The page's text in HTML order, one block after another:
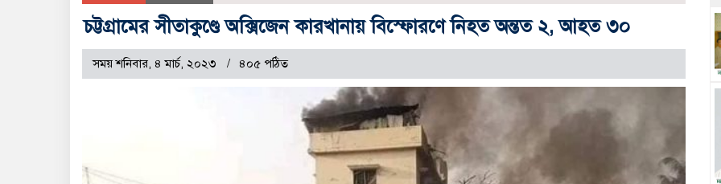
চট্টগ্রামের সীতাকুণ্ডে অক্সিজেন কারখানায় বিস্ফোরণে নিহত অন্তত ২, আহত ৩০
সময় শনিবার, ৪ মার্চ, ২০২৩ ৪০৫ পঠিত